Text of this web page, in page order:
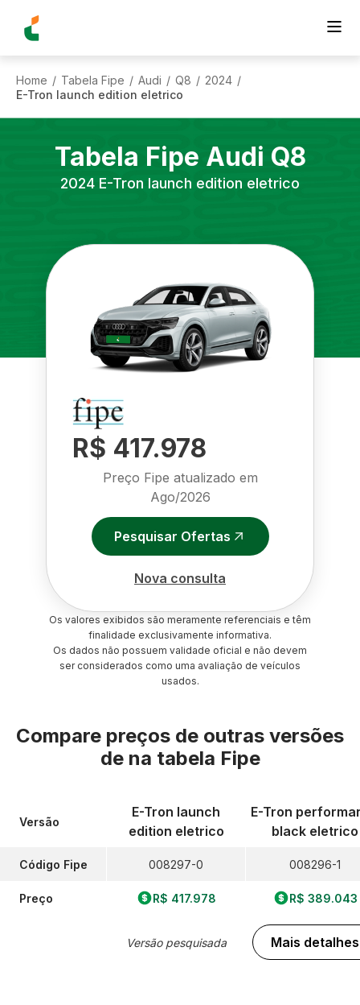
Home / Tabela Fipe / Audi / Q8 / 2024 /
E-Tron launch edition eletrico
Tabela Fipe Audi Q8
2024 E-Tron launch edition eletrico
R$ 417.978
Preço Fipe atualizado em
Ago/2026
Pesquisar Ofertas
Nova consulta
Os valores exibidos são meramente referenciais e têm
finalidade exclusivamente informativa.
Os dados não possuem validade oficial e não devem
ser considerados como uma avaliação de veículos
usados.
Compare preços de outras versões
de na tabela Fipe
Versão
Código Fipe
Preço
E-Tron launch
edition eletrico
008297-0
R$ 417.978
Versão pesquisada
E-Tron
black eletrico
008296-1
R$ 389.043
Mais detalhes